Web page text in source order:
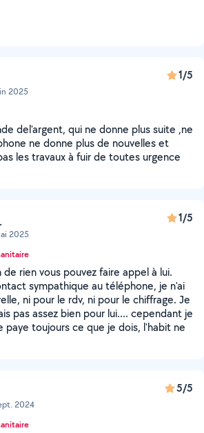
2025
1/5
del'argent, qui ne donne plus suite ,ne
ne donne plus de nouvelles et
les travaux à fuir de toutes urgence
2025
1/5
de rien vous pouvez faire appel à lui.
sympathique au téléphone, je n'ai
ni pour le rdv, ni pour le chiffrage. Je
pas assez bien pour lui.... cependant je
paye toujours ce que je dois, l'habit ne
2024
5/5